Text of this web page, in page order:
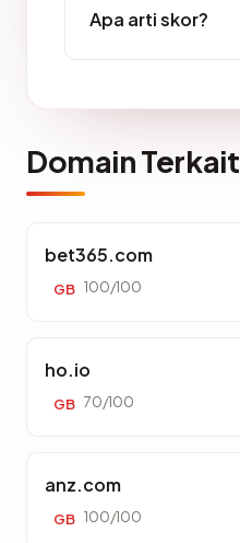
Apa arti skor?
Domain Terkait
bet365.com
GB 100/100
ho.io
GB 70/100
anz.com
GB 100/100